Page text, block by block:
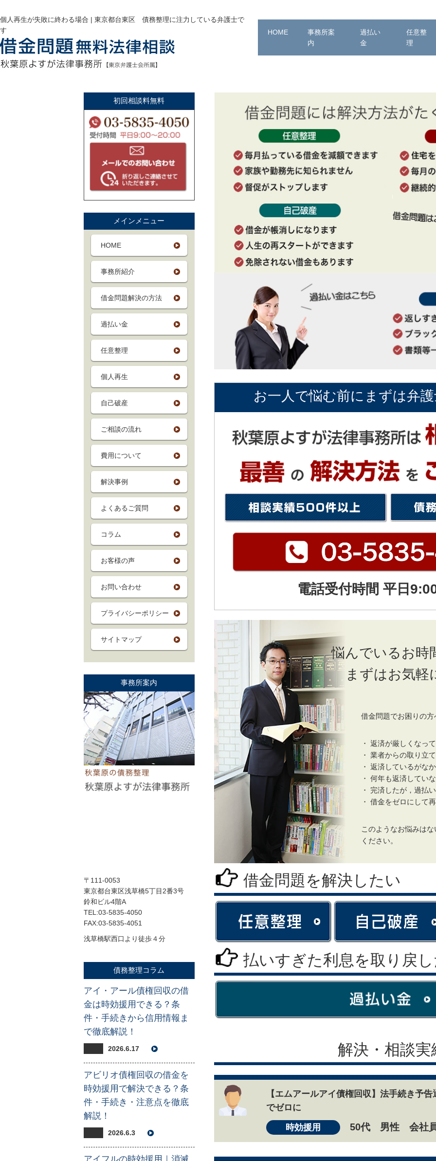
個人再生が失敗に終わる場合 | 東京都台東区 債務整理に注力している弁護士で
す
HOME
事務所案
内
過払い
金
任意整
理
お一人で悩む前にまずは弁
電話受付時間 平日
悩んでいるお時
まずはお気軽
借金問題でお困りの方
・ 返済が厳しくなっ
・ 業者からの取り立
・ 返済しているがな
・ 何年も返済してい
・ 完済したが，過払
・ 借金をゼロにして
このようなお悩みは
ください。
借金問題を解決したい
払いすぎた利息を取り戻
解決・相談実
【エムアールアイ債権回収】法手続き予
でゼロに
時効援用 50代 男性 会社
初回相談料無料
メインメニュー
HOME
事務所紹介
借金問題解決の方法
過払い金
任意整理
個人再生
自己破産
ご相談の流れ
費用について
解決事例
よくあるご質問
コラム
お客様の声
お問い合わせ
プライバシーポリシー
サイトマップ
事務所案内
〒111-0053
東京都台東区浅草橋5丁目2番3号
鈴和ビル4階A
TEL:03-5835-4050
FAX:03-5835-4051
浅草橋駅西口より徒歩４分
債務整理コラム
アイ・アール債権回収の借
金は時効援用できる？条
件・手続きから信用情報ま
で徹底解説！
2026.6.17
アビリオ債権回収の借金を
時効援用で解決できる？条
件・手続き・注意点を徹底
解説！
2026.6.3
アイフルの時効援用｜消滅